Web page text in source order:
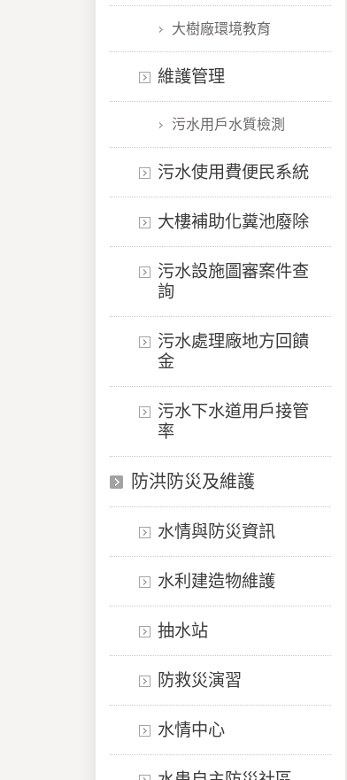
大樹廠環境教育
維護管理
污水用戶水質檢測
污水使用費便民系統
大樓補助化糞池廢除
污水設施圖審案件查
詢
污水處理廠地方回饋
金
污水下水道用戶接管
率
防洪防災及維護
水情與防災資訊
水利建造物維護
抽水站
防救災演習
水情中心